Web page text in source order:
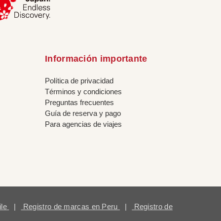
Información importante
Política de privacidad
Términos y condiciones
Preguntas frecuentes
Guía de reserva y pago
Para agencias de viajes
| Registro de marcas en Peru | Registro de